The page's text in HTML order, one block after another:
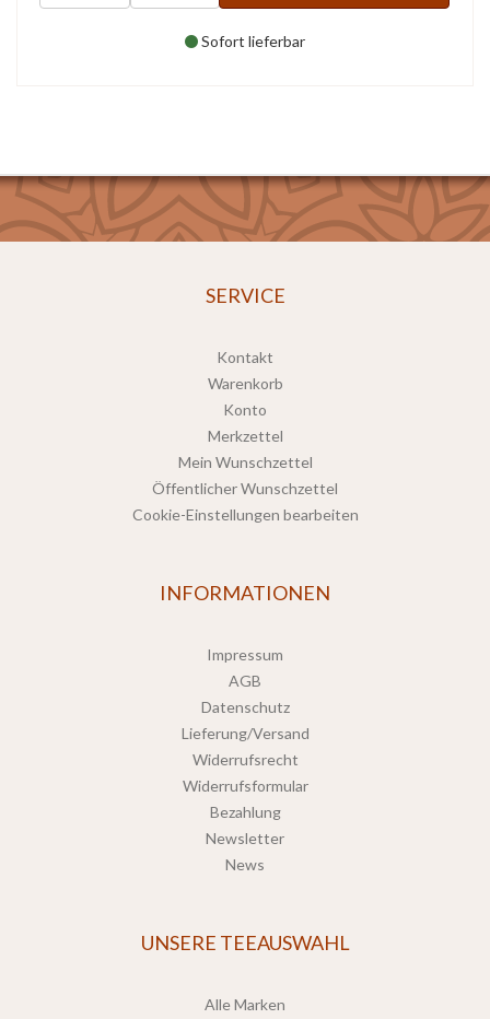
Sofort lieferbar
SERVICE
Kontakt
Warenkorb
Konto
Merkzettel
Mein Wunschzettel
Öffentlicher Wunschzettel
Cookie-Einstellungen bearbeiten
INFORMATIONEN
Impressum
AGB
Datenschutz
Lieferung/Versand
Widerrufsrecht
Widerrufsformular
Bezahlung
Newsletter
News
UNSERE TEEAUSWAHL
Alle Marken